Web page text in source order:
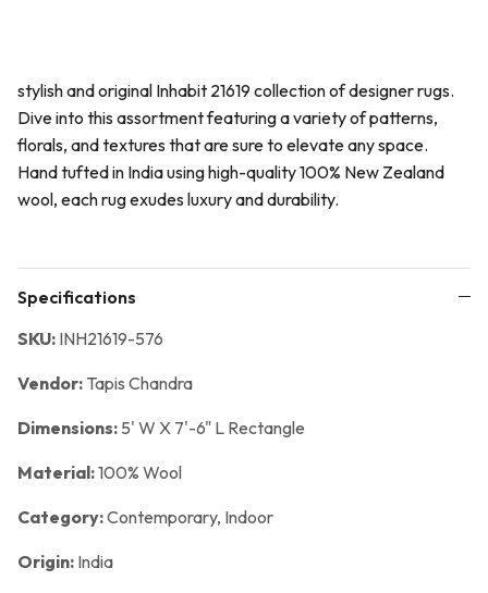
stylish and original Inhabit 21619 collection of designer rugs.
Dive into this assortment featuring a variety of patterns,
florals, and textures that are sure to elevate any space.
Hand tufted in India using high-quality 100% New Zealand
wool, each rug exudes luxury and durability.
Specifications
SKU: INH21619-576
Vendor: Tapis Chandra
Dimensions: 5' W X 7'-6" L Rectangle
Material:100% Wool
Category:Contemporary, Indoor
Origin: India